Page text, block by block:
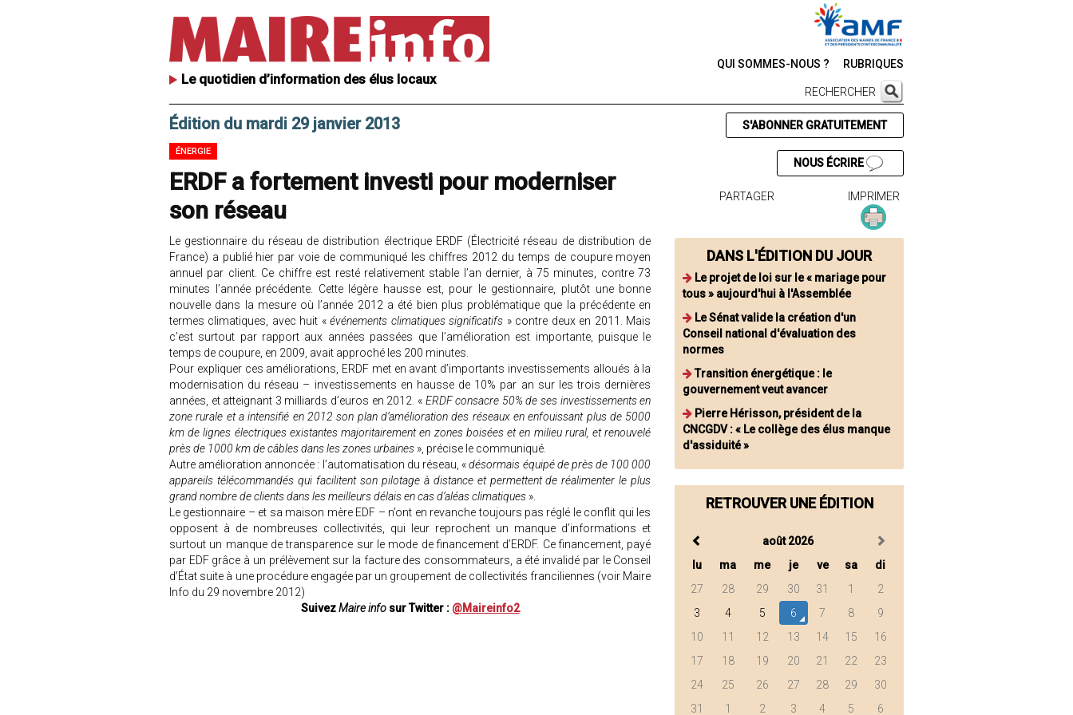
Le quotidien d’information des élus locaux
QUI SOMMES-NOUS ? RUBRIQUES
RECHERCHER
Édition du mardi 29 janvier 2013
ÉNERGIE
ERDF a fortement investi pour moderniser
son réseau
Le gestionnaire du réseau de distribution électrique ERDF (Électricité réseau de distribution de
France) a publié hier par voie de communiqué les chiffres 2012 du temps de coupure moyen
annuel par client. Ce chiffre est resté relativement stable l’an dernier, à 75 minutes, contre 73
minutes l’année précédente. Cette légère hausse est, pour le gestionnaire, plutôt une bonne
nouvelle dans la mesure où l’année 2012 a été bien plus problématique que la précédente en
termes climatiques, avec huit «événements climatiques significatifs » contre deux en 2011. Mais
c’est surtout par rapport aux années passées que l’amélioration est importante, puisque le
temps de coupure, en 2009, avait approché les 200 minutes.
Pour expliquer ces améliorations, ERDF met en avant d’importants investissements alloués à la
modernisation du réseau – investissements en hausse de 10% par an sur les trois dernières
années, et atteignant 3 milliards d’euros en 2012. « ERDF consacre 50% de ses investissements en
zone rurale et a intensifié en 2012 son plan d’amélioration des réseaux en enfouissant plus de 5000
km de lignes électriques existantes majoritairement en zones boisées et en milieu rural, et renouvelé
près de 1000 km de câbles dans les zones urbaines », précise le communiqué.
Autre amélioration annoncée : l’automatisation du réseau, «désormais équipé de près de 100 000
appareils télécommandés qui facilitent son pilotage à distance et permettent de réalimenter le plus
grand nombre de clients dans les meilleurs délais en cas d’aléas climatiques ».
Le gestionnaire – et sa maison mère EDF – n’ont en revanche toujours pas réglé le conflit qui les
opposent à de nombreuses collectivités, qui leur reprochent un manque d’informations et
surtout un manque de transparence sur le mode de financement d’ERDF. Ce financement, payé
par EDF grâce à un prélèvement sur la facture des consommateurs, a été invalidé par le Conseil
d’État suite à une procédure engagée par un groupement de collectivités franciliennes (voir Maire
Info du 29 novembre 2012)
SuivezMaire infosur Twitter : @Maireinfo2
S'ABONNER GRATUITEMENT
NOUS ÉCRIRE
PARTAGER IMPRIMER
DANS L'ÉDITION DU JOUR
Le projet de loi sur le « mariage pour
tous » aujourd'hui à l'Assemblée
Le Sénat valide la création d'un
Conseil national d'évaluation des
normes
Transition énergétique : le
gouvernement veut avancer
Pierre Hérisson, président de la
CNCGDV : « Le collège des élus manque
d'assiduité »
RETROUVER UNE ÉDITION
août 2026
lu
ma me je ve sa
di
27
28 29 30 31 1
2
3
4 5 6 7 8
9
10
11 12 13 14 15
16
17
18 19 20 21 22
23
24
25 26 27 28 29
30
31
1 2 3 4 5 6